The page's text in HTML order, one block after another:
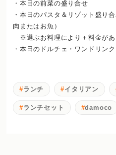
・本日の前菜の盛り合せ
・本日のパスタ＆リゾット盛り
肉またはお魚）
※選ぶお料理により＋料金があ
・本日のドルチェ・ワンドリンク
ランチ イタリアン
ランチセット damoco